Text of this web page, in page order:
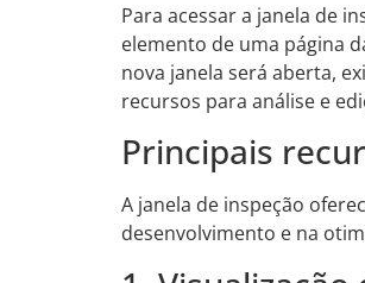
Para acessar a janela de
elemento de uma página
nova janela será aberta,
recursos para análise e
Principais
A janela de inspeção
desenvolvimento e na